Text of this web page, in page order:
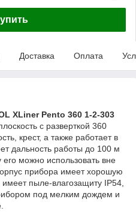
Доставка Оплата
XLiner Pento 360 1-2-303
с разверткой 360
крест, а также работает в
дальность работы до 100 м
можно использовать вне
прибора имеет хорошую
пыле-влагозащиту IP54,
под мелким дождем и